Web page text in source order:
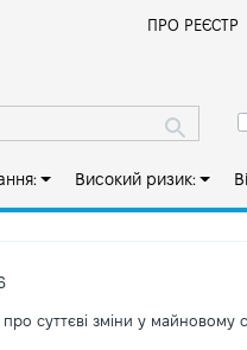
ПРО РЕЄСТР
Високий ризик:
суттєві зміни y майновому